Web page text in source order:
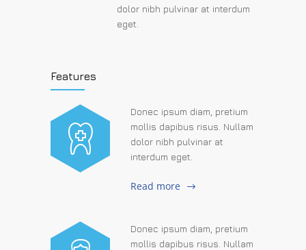
dolor nibh pulvinar at interdum
eget.
Features
Donec ipsum diam, pretium
mollis dapibus risus. Nullam
dolor nibh pulvinar at
interdum eget.
Read more
Donec ipsum diam, pretium
mollis dapibus risus. Nullam